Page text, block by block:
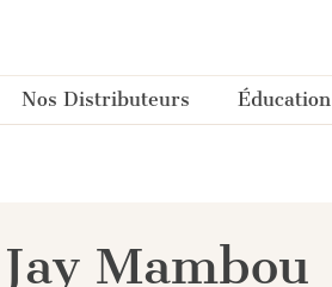
Nos Distributeurs Éducation
Jay Mambou